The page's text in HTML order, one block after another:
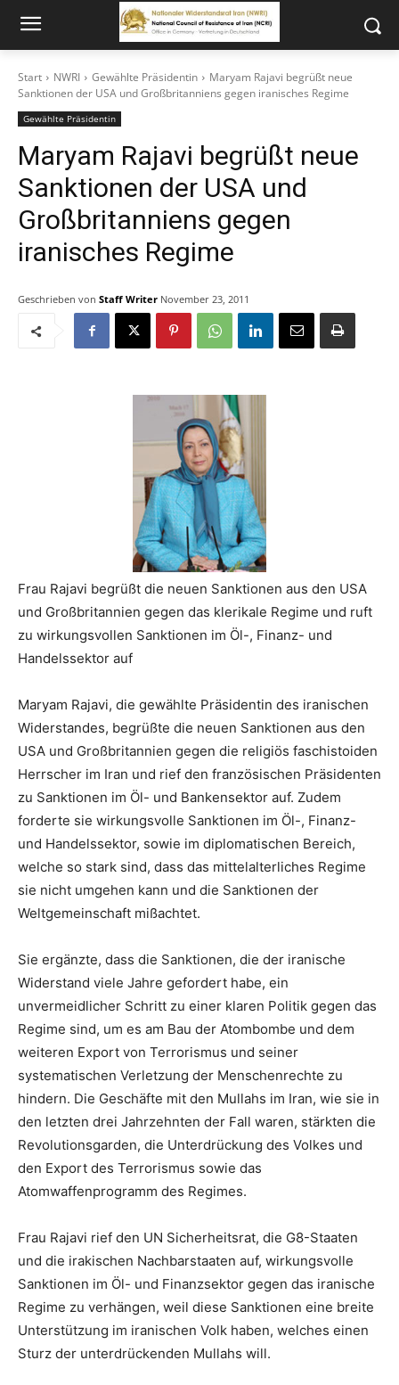
Start NWRI Gewählte Präsidentin
Maryam Rajavi begrüßt neue
Sanktionen der USA und Großbritanniens gegen iranisches Regime
Gewählte Präsidentin
Maryam Rajavi begrüßt neue
Sanktionen der USA und
Großbritanniens gegen
iranisches Regime
Geschrieben von Staff Writer November 23, 2011
Frau Rajavi begrüßt die neuen Sanktionen aus den USA
und Großbritannien gegen das klerikale Regime und ruft
zu wirkungsvollen Sanktionen im Öl-, Finanz- und
Handelssektor auf
Maryam Rajavi, die gewählte Präsidentin des iranischen
Widerstandes, begrüßte die neuen Sanktionen aus den
USA und Großbritannien gegen die religiös faschistoiden
Herrscher im Iran und rief den französischen Präsidenten
zu Sanktionen im Öl- und Bankensektor auf. Zudem
forderte sie wirkungsvolle Sanktionen im Öl-, Finanz-
und Handelssektor, sowie im diplomatischen Bereich,
welche so stark sind, dass das mittelalterliches Regime
sie nicht umgehen kann und die Sanktionen der
Weltgemeinschaft mißachtet.
Sie ergänzte, dass die Sanktionen, die der iranische
Widerstand viele Jahre gefordert habe, ein
unvermeidlicher Schritt zu einer klaren Politik gegen das
Regime sind, um es am Bau der Atombombe und dem
weiteren Export von Terrorismus und seiner
systematischen Verletzung der Menschenrechte zu
hindern. Die Geschäfte mit den Mullahs im Iran, wie sie in
den letzten drei Jahrzehnten der Fall waren, stärkten die
Revolutionsgarden, die Unterdrückung des Volkes und
den Export des Terrorismus sowie das
Atomwaffenprogramm des Regimes.
Frau Rajavi rief den UN Sicherheitsrat, die G8-Staaten
und die irakischen Nachbarstaaten auf, wirkungsvolle
Sanktionen im Öl- und Finanzsektor gegen das iranische
Regime zu verhängen, weil diese Sanktionen eine breite
Unterstützung im iranischen Volk haben, welches einen
Sturz der unterdrückenden Mullahs will.